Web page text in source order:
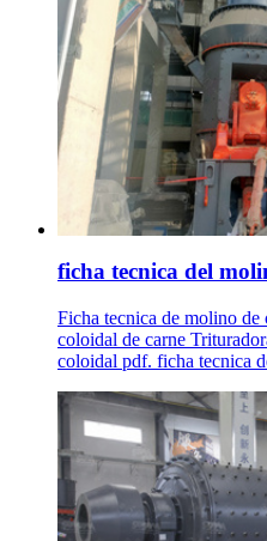
ficha tecnica del
Ficha tecnica de molino
coloidal de carne
coloidal pdf. ficha tecnica